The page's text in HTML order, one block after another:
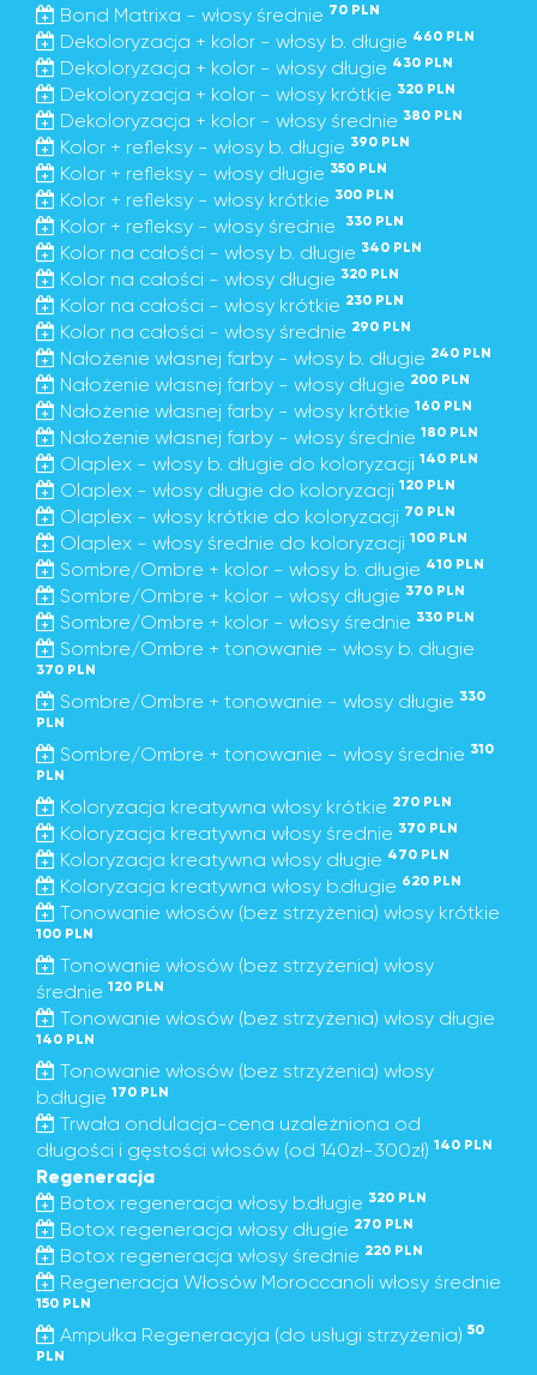
Bond Matrixa - włosy średnie 70 PLN
Dekoloryzacja + kolor - włosy b. długie 460 PLN
Dekoloryzacja + kolor - włosy długie 430 PLN
Dekoloryzacja + kolor - włosy krótkie 320 PLN
Dekoloryzacja + kolor - włosy średnie 380 PLN
Kolor + refleksy - włosy b. długie 390 PLN
Kolor + refleksy - włosy długie 350 PLN
Kolor + refleksy - włosy krótkie 300 PLN
Kolor + refleksy - włosy średnie 330 PLN
Kolor na całości - włosy b. długie 340 PLN
Kolor na całości - włosy długie 320 PLN
Kolor na całości - włosy krótkie 230 PLN
Kolor na całości - włosy średnie 290 PLN
Nałożenie własnej farby - włosy b. długie 240 PLN
Nałożenie własnej farby - włosy długie 200 PLN
Nałożenie własnej farby - włosy krótkie 160 PLN
Nałożenie własnej farby - włosy średnie 180 PLN
Olaplex - włosy b. długie do koloryzacji 140 PLN
Olaplex - włosy długie do koloryzacji 120 PLN
Olaplex - włosy krótkie do koloryzacji 70 PLN
Olaplex - włosy średnie do koloryzacji 100 PLN
Sombre/Ombre + kolor - włosy b. długie 410 PLN
Sombre/Ombre + kolor - włosy długie 370 PLN
Sombre/Ombre + kolor - włosy średnie 330 PLN
Sombre/Ombre + tonowanie - włosy b. długie
370 PLN
Sombre/Ombre + tonowanie - włosy długie 330
PLN
Sombre/Ombre + tonowanie - włosy średnie 310
PLN
Koloryzacja kreatywna włosy krótkie 270 PLN
Koloryzacja kreatywna włosy średnie 370 PLN
Koloryzacja kreatywna włosy długie 470 PLN
Koloryzacja kreatywna włosy b.długie 620 PLN
Tonowanie włosów (bez strzyżenia) włosy krótkie
100 PLN
Tonowanie włosów (bez strzyżenia) włosy
średnie 120 PLN
Tonowanie włosów (bez strzyżenia) włosy długie
140 PLN
Tonowanie włosów (bez strzyżenia) włosy
b.długie 170 PLN
Trwała ondulacja-cena uzależniona od
długości i gęstości włosów (od 140zł-300zł) 140 PLN
Regeneracja
Botox regeneracja włosy b.długie 320 PLN
Botox regeneracja włosy długie 270 PLN
Botox regeneracja włosy średnie 220 PLN
Regeneracja Włosów Moroccanoli włosy średnie
150 PLN
Ampułka Regeneracyja (do usługi strzyżenia) 50
PLN